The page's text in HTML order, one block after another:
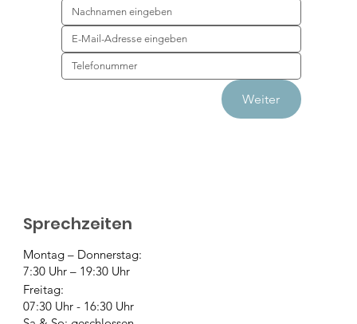
Weiter
Sprechzeiten
Montag – Donnerstag:
7:30 Uhr – 19:30 Uhr
Freitag:
07:30 Uhr - 16:30 Uhr